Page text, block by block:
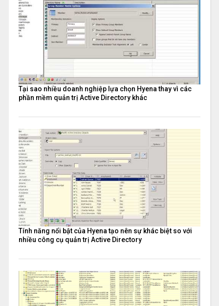
Tại sao nhiều doanh nghiệp lựa chọn Hyena thay vì các
phần mềm quản trị Active Directory khác
Tính năng nổi bật của Hyena tạo nên sự khác biệt so với
nhiều công cụ quản trị Active Directory